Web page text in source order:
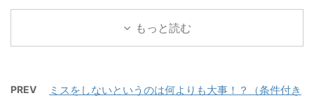
もっと読む
PREV
ミスをしないというのは何よりも大事！？（条件付き